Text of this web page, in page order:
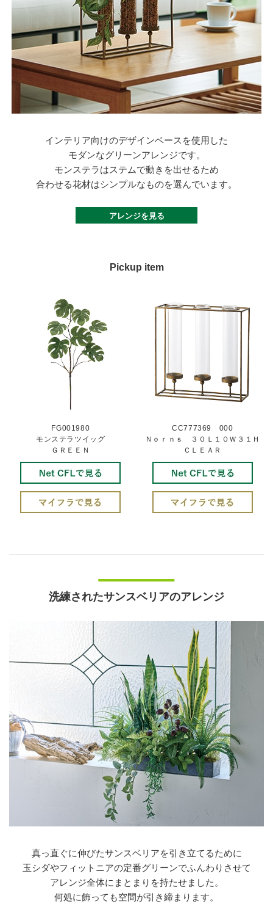
インテリア向けのデザインベースを使用した
モダンなグリーンアレンジです。
モンステラはステムで動きを出せるため
合わせる花材はシンプルなものを選んでいます。
アレンジを見る
Pickup item
FG001980
モンステラツイッグ
ＧＲＥＥＮ
CC777369 000
Ｎｏｒｎｓ ３０Ｌ１０Ｗ３１Ｈ
ＣＬＥＡＲ
洗練されたサンスベリアのアレンジ
真っ直ぐに伸びたサンスベリアを引き立てるために
玉シダやフィットニアの定番グリーンでふんわりさせて
アレンジ全体にまとまりを持たせました。
何処に飾っても空間が引き締まります。